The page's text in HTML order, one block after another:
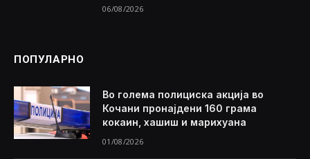
06/08/2026
ПОПУЛАРНО
Во голема полициска акција во
Кочани пронајдени 160 грама
кокаин, хашиш и марихуана
01/08/2026